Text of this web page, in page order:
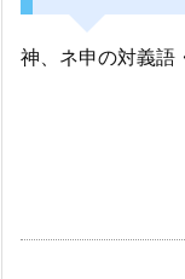
神、ネ申の対義語